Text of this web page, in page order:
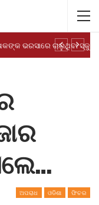
ଅପରାଧ ଓଡିଶା ଫିଚର